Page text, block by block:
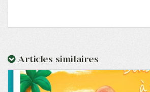
Articles similaires